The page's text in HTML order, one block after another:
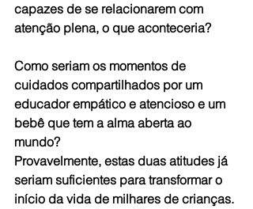
capazes de se relacionarem com
atenção plena, o que aconteceria?
Como seriam os momentos de
cuidados compartilhados por um
educador empático e atencioso e um
bebê que tem a alma aberta ao
mundo?
Provavelmente, estas duas atitudes já
seriam suficientes para transformar o
início da vida de milhares de crianças.